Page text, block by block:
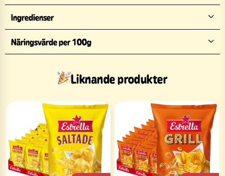
Ingredienser
Näringsvärde per 100g
Liknande produkter